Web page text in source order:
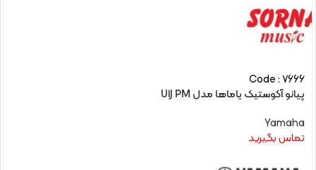
Code : 7666
پیانو آکوستیک یاماها مدل U1J PM
Yamaha
تماس بگیرید